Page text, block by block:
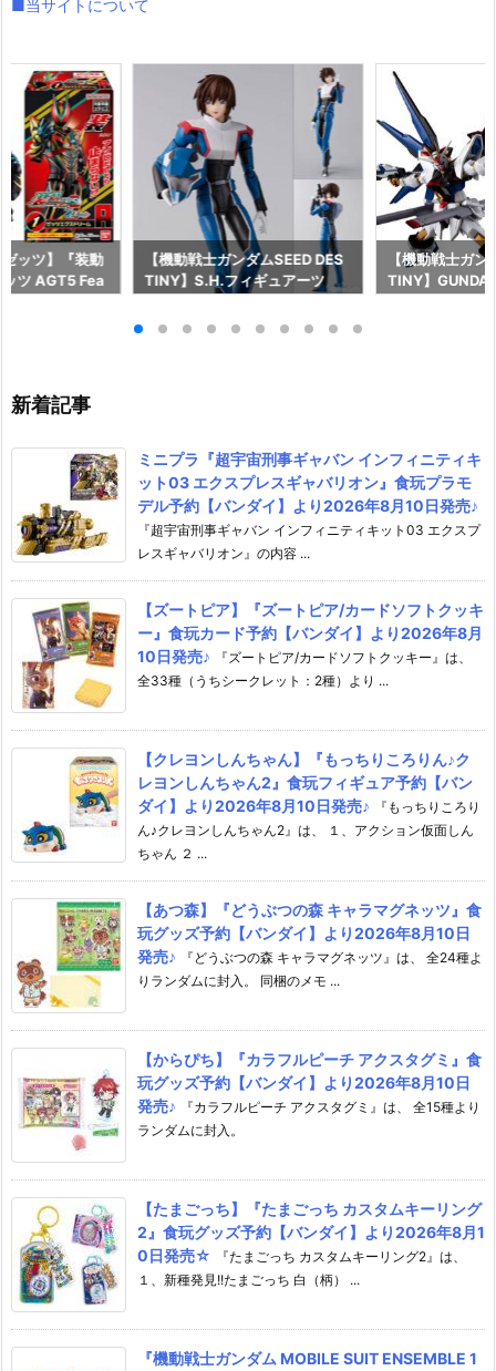
■当サイトについて
ッツ】『装動
ツ AGT5 Fea
【機動戦士ガンダムSEED DES
TINY】S.H.フィギュアーツ
長国パイロットスーツVer.）』
【機動戦士ガン
TINY】
新着記事
ミニプラ『超宇宙刑事ギャバン インフィニティキ
ット03 エクスプレスギャバリオン』食玩プラモ
デル予約【バンダイ】より2026年8月10日発売♪
『超宇宙刑事ギャバン インフィニティキット03 エクスプ
レスギャバリオン』の内容 ...
【ズートピア】『ズートピア/カードソフトクッキ
ー』食玩カード予約【バンダイ】より2026年8月
10日発売♪
『ズートピア/カードソフトクッキー』は、
全33種（うちシークレット：2種）より ...
【クレヨンしんちゃん】『もっちりころりん♪ク
レヨンしんちゃん2』食玩フィギュア予約【バン
ダイ】より2026年8月10日発売♪
『もっちりころり
ん♪クレヨンしんちゃん2』は、 １、アクション仮面しん
ちゃん ２ ...
【あつ森】『どうぶつの森 キャラマグネッツ』食
玩グッズ予約【バンダイ】より2026年8月10日
発売♪
『どうぶつの森 キャラマグネッツ』は、 全24種よ
りランダムに封入。 同梱のメモ ...
【からぴち】『カラフルピーチ アクスタグミ』食
玩グッズ予約【バンダイ】より2026年8月10日
発売♪
『カラフルピーチ アクスタグミ』は、 全15種より
ランダムに封入。
【たまごっち】『たまごっち カスタムキーリング
2』食玩グッズ予約【バンダイ】より2026年8月1
0日発売☆
『たまごっち カスタムキーリング2』は、
１、新種発見!!たまごっち 白（柄） ...
『機動戦士ガンダム MOBILE SUIT ENSEMBLE 1